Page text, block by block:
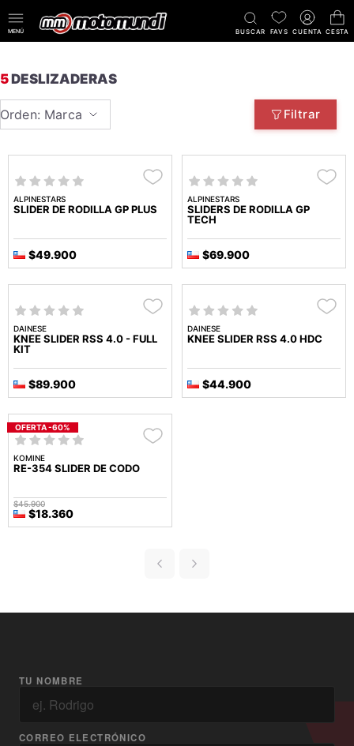
MENÚ BUSCAR FAVS CUENTA CESTA
5DESLIZADERAS
Orden: Marca Filtrar
ALPINESTARS
SLIDER DE RODILLA GP PLUS
$49.900
ALPINESTARS
SLIDERS DE RODILLA GP
TECH
$69.900
DAINESE
KNEE SLIDER RSS 4.0 - FULL
KIT
$89.900
DAINESE
KNEE SLIDER RSS 4.0 HDC
$44.900
OFERTA -60%
KOMINE
RE-354 SLIDER DE CODO
$18.360
$45.900
TU NOMBRE
CORREO ELECTRÓNICO